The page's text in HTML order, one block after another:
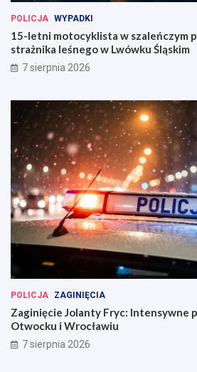
POLICJA WYPADKI
15-letni motocyklista w szaleńczym
strażnika leśnego w Lwówku Śląskim
7 sierpnia 2026
POLICJA ZAGINIĘCIA
Zaginięcie Jolanty Fryc: Intensywne
Otwocku i Wrocławiu
7 sierpnia 2026